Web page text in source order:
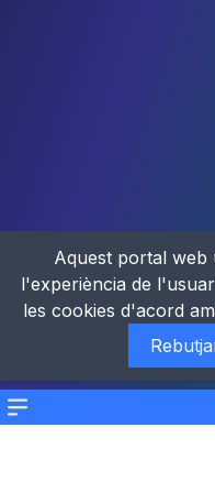
Menu
Aquest portal web
l'experiència de
les cookies d'acord